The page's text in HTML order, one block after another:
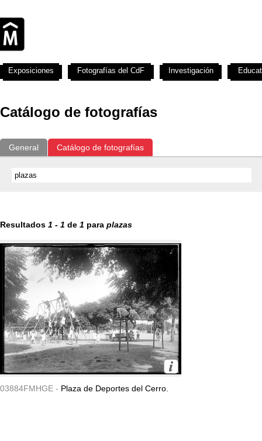
Catálogo de fotografías
General Catálogo de fotografías
Resultados 1 - 1 de 1 para plazas
03884FMHGE - Plaza de Deportes del Cerro.
Exposiciones Fotografías del CdF Investigación